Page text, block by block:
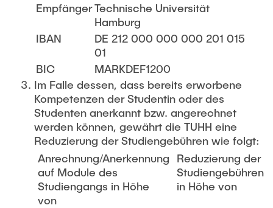
EmpfängerTechnische Universität
Hamburg
IBAN
DE 212 000 000 000 201 015
01
BIC
MARKDEF1200
Im Falle dessen, dass bereits erworbene
Kompetenzen der Studentin oder des
Studenten anerkannt bzw. angerechnet
werden können, gewährt die TUHH eine
Reduzierung der Studiengebühren wie folgt:
Anrechnung/Anerkennung
auf Module des
Studiengangs in Höhe
von
Reduzierung der
Studiengebühren
in Höhe von